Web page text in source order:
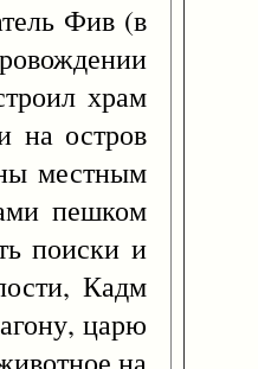
Фив (в
храм
на остров
местным
пешком
поиски и
Кадм
царю